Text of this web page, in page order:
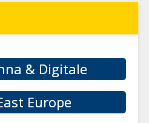
& Digitale
Europe